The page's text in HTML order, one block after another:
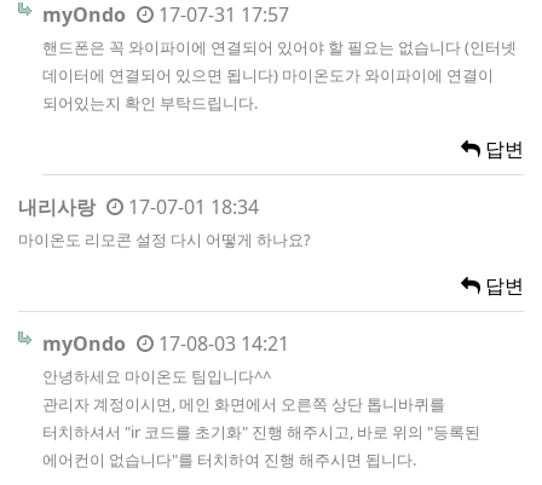
myOndo 17-07-31 17:57
핸드폰은 꼭 와이파이에 연결되어 있어야 할 필요는 없습니다 (인터넷
데이터에 연결되어 있으면 됩니다) 마이온도가 와이파이에 연결이
되어있는지 확인 부탁드립니다.
답변
내리사랑 17-07-01 18:34
마이온도 리모콘 설정 다시 어떻게 하나요?
답변
myOndo 17-08-03 14:21
안녕하세요 마이온도 팀입니다^^
관리자 계정이시면, 메인 화면에서 오른쪽 상단 톱니바퀴를
터치하셔서 "ir 코드를 초기화" 진행 해주시고, 바로 위의 "등록된
에어컨이 없습니다"를 터치하여 진행 해주시면 됩니다.